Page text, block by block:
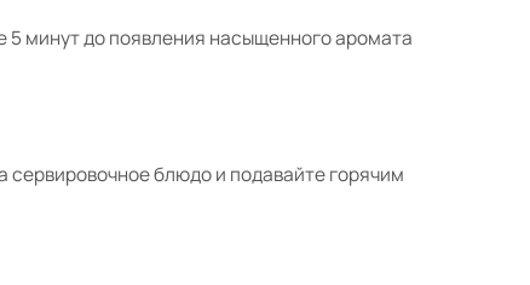
минут до появления насыщенного аромата
сервировочное блюдо и подавайте горячим